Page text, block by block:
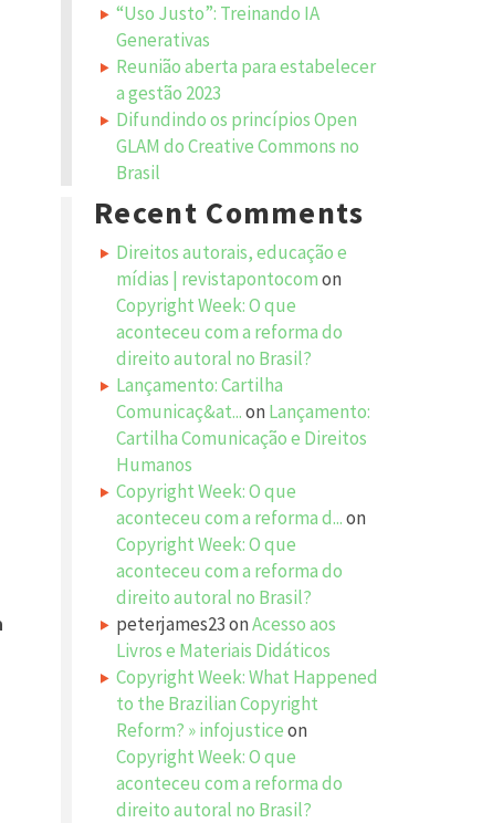
“Uso Justo”: Treinando IA
Generativas
Reunião aberta para estabelecer
a gestão 2023
Difundindo os princípios Open
GLAM do Creative Commons no
Brasil
Recent Comments
Direitos autorais, educação e
mídias | revistapontocomon
Copyright Week: O que
aconteceu com a reforma do
direito autoral no Brasil?
Lançamento: Cartilha
Comunicaç&at...on Lançamento:
Cartilha Comunicação e Direitos
Humanos
Copyright Week: O que
aconteceu com a reforma d...on
Copyright Week: O que
aconteceu com a reforma do
direito autoral no Brasil?
peterjames23onAcesso aos
Livros e Materiais Didáticos
Copyright Week: What Happened
to the Brazilian Copyright
Reform? » infojusticeon
Copyright Week: O que
aconteceu com a reforma do
direito autoral no Brasil?